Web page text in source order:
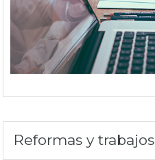
Reformas y trabajos